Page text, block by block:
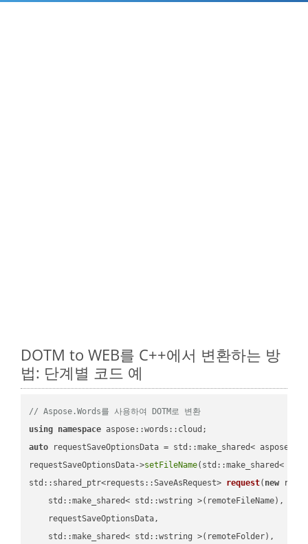
DOTM to WEB를 C++에서 변환하는 방
법: 단계별 코드 예
// Aspose.Words를 사용하여 DOTM로 변환
using namespace
auto requestSaveOptionsData = std::make_shared<
requestSaveOptionsData->setFileName(std::make_shared<
std::shared_ptr<requests::SaveAsRequest> request( new
    std::make_shared< std::wstring >(remoteFileName),
    requestSaveOptionsData,
    std::make_shared< std::wstring >(remoteFolder),